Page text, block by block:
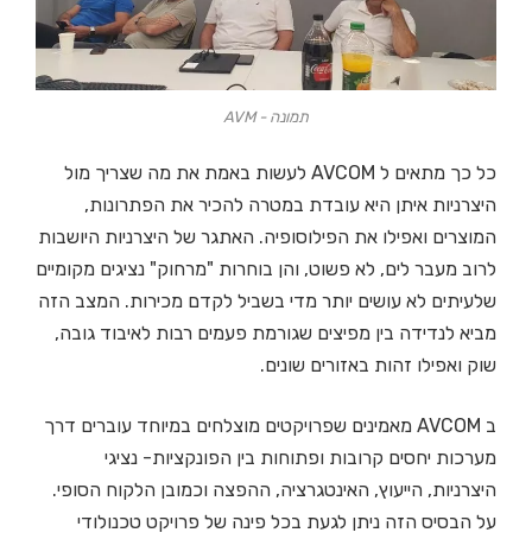
תמונה - AVM
כל כך מתאים ל AVCOM לעשות באמת את מה שצריך מול
היצרניות איתן היא עובדת במטרה להכיר את הפתרונות,
המוצרים ואפילו את הפילוסופיה. האתגר של היצרניות היושבות
לרוב מעבר לים, לא פשוט, והן בוחרות "מרחוק" נציגים מקומיים
שלעיתים לא עושים יותר מדי בשביל לקדם מכירות. המצב הזה
מביא לנדידה בין מפיצים שגורמת פעמים רבות לאיבוד גובה,
שוק ואפילו זהות באזורים שונים.
ב AVCOM מאמינים שפרויקטים מוצלחים במיוחד עוברים דרך
מערכות יחסים קרובות ופתוחות בין הפונקציות- נציגי
היצרניות, הייעוץ, האינטגרציה, ההפצה וכמובן הלקוח הסופי.
על הבסיס הזה ניתן לגעת בכל פינה של פרויקט טכנולודי